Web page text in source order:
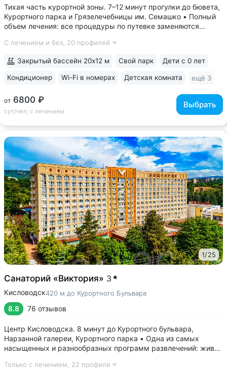
Тихая часть курортной зоны. 7–12 минут прогулки до бювета,
Курортного парка и Грязелечебницы им. Семашко • Полный
объем лечения: все процедуры по путевке заменяются
путевки включены дорогие процедуры: эндоскопические
С лечением и без, 20 профилей
от 6800 ₽
сут/чел, с лечением
Выбрать
Закрытый бассейн 20х12 м Свой парк Дети с 0 лет
Кондиционер Wi-Fi в номерах Детская комната ещё 3
1/25
Санаторий «Виктория» 3
Кисловодск420 м до Курортного Бульвара
8.8 76 отзывов
Центр Кисловодска. 8 минут до Курортного бульвара,
Нарзанной галереи, Курортного парка • Одна из самых
насыщенных и разнообразных программ развлечений: живая
стендап, мастер-классы по рисованию «эбру» и танцам
Только с лечением, 22 профиля